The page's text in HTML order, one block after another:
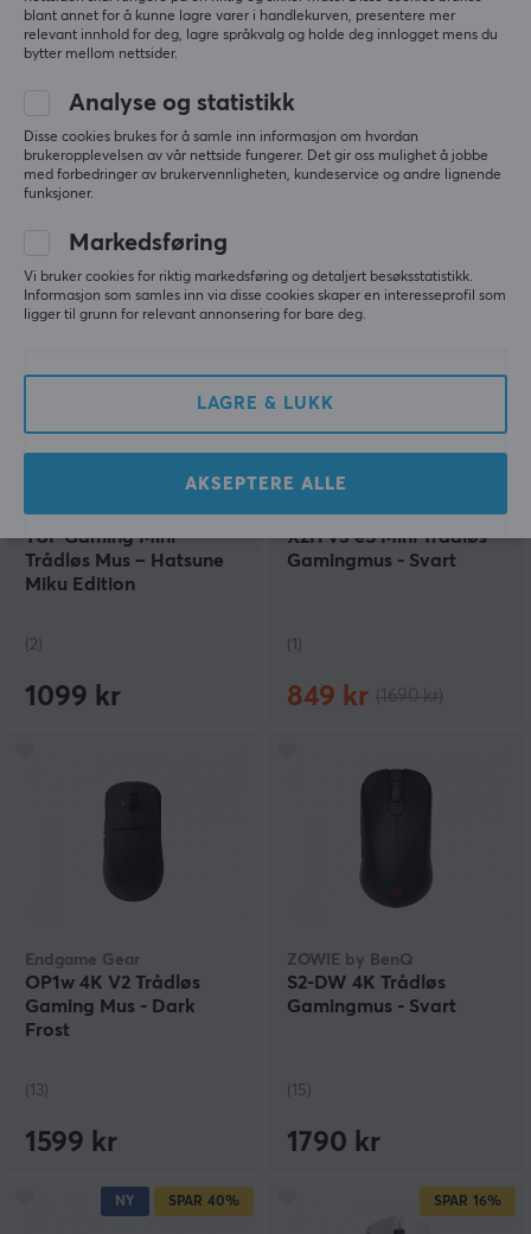
Ghost Ultimate Carbon
Fiber Trådløs Gaming
Mus - Rød
(3)
1149 kr
Hvit
Asus
TUF Gaming Mini
Trådløs Mus – Hatsune
Miku Edition
(2)
1099 kr
Pulsar
X2H v3 eS Mini Trådløs
Gamingmus - Svart
(1)
849 kr
Endgame Gear
OP1w 4K V2 Trådløs
Gaming Mus - Dark
Frost
(13)
1599 kr
ZOWIE by BenQ
S2-DW 4K Trådløs
Gamingmus - Svart
(15)
1790 kr
NY SPAR 40% SPAR 16%
blant annet for å kunne lagre varer i handlekurven, presentere mer
relevant innhold for deg, lagre språkvalg og holde deg innlogget mens du
bytter mellom nettsider.
Analyse og statistikk
Disse cookies brukes for å samle inn informasjon om hvordan
brukeropplevelsen av vår nettside fungerer. Det gir oss mulighet å jobbe
med forbedringer av brukervennligheten, kundeservice og andre lignende
funksjoner.
Markedsføring
Vi bruker cookies for riktig markedsføring og detaljert besøksstatistikk.
Informasjon som samles inn via disse cookies skaper en interesseprofil som
ligger til grunn for relevant annonsering for bare deg.
LAGRE & LUKK
AKSEPTERE ALLE